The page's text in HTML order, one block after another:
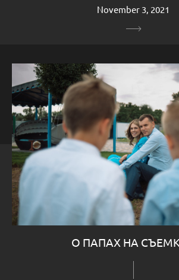
November 3, 2021
О ПАПАХ НА